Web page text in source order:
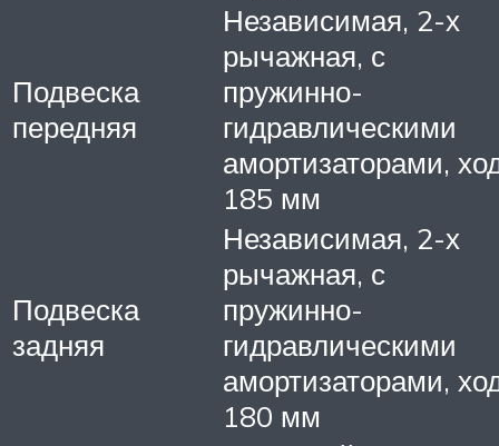
Подвеска
передняя
Независимая, 2-х
рычажная, с
пружинно-
гидравлическими
амортизаторами,
185 мм
Подвеска
задняя
Независимая, 2-х
рычажная, с
пружинно-
гидравлическими
амортизаторами,
180 мм